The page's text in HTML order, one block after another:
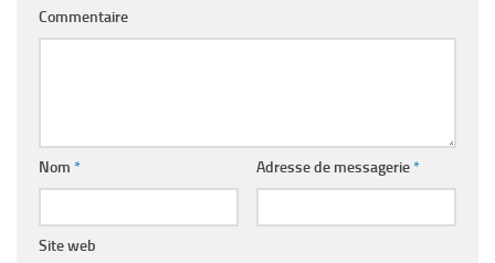
Commentaire
Nom * Adresse de messagerie*
Site web